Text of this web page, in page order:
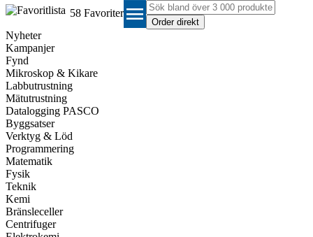
58 Favoriter menu
Nyheter
Kampanjer
Fynd
Mikroskop & Kikare
Labbutrustning
Mätutrustning
Datalogging PASCO
Byggsatser
Verktyg & Löd
Programmering
Matematik
Fysik
Teknik
Kemi
Bränsleceller
Centrifuger